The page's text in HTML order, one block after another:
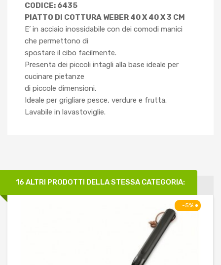
CODICE: 6435
PIATTO DI COTTURA WEBER 40 X 40 X 3 CM
E’ in acciaio inossidabile con dei comodi manici
che permettono di
spostare il cibo facilmente.
Presenta dei piccoli intagli alla base ideale per
cucinare pietanze
di piccole dimensioni.
Ideale per grigliare pesce, verdure e frutta.
Lavabile in lavastoviglie.
16 ALTRI PRODOTTI DELLA STESSA CATEGORIA:
-5%